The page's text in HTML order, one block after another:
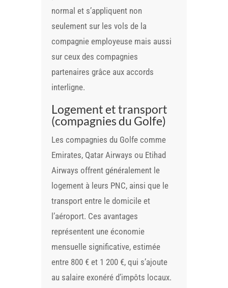
normal et s’appliquent non
seulement sur les vols de la
compagnie employeuse mais aussi
sur ceux des compagnies
partenaires grâce aux accords
interligne.
Logement et transport
(compagnies du Golfe)
Les compagnies du Golfe comme
Emirates, Qatar Airways ou Etihad
Airways offrent généralement le
logement à leurs PNC, ainsi que le
transport entre le domicile et
l’aéroport. Ces avantages
représentent une économie
mensuelle significative, estimée
entre 800 € et 1 200 €, qui s’ajoute
au salaire exonéré d’impôts locaux.